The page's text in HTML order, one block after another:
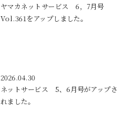
ヤマカネットサービス 6，7月号
Vol.361をアップしました。
2026.04.30
ネットサービス 5、6月号がアップさ
れました。